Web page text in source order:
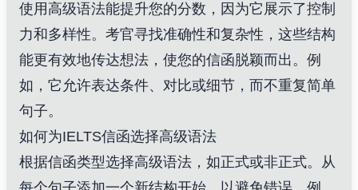
使用高级语法能提升您的分数，因为它展示了控制
力和多样性。考官寻找准确性和复杂性，这些结构
能更有效地传达想法，使您的信函脱颖而出。例
如，它允许表达条件、对比或细节，而不重复简单
句子。
如何为IELTS信函选择高级语法
根据信函类型选择高级语法，如正式或非正式。从